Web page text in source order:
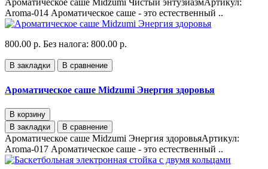
Ароматическое саше Midzumi Чистый энтузиазмАртикул:
Aroma-014 Ароматическое саше - это естественный ..
800.00 р. Без налога: 800.00 р.
В закладки В сравнение
Ароматическое саше Midzumi Энергия здоровья
В корзину
В закладки
В сравнение
Ароматическое саше Midzumi Энергия здоровьяАртикул:
Aroma-017 Ароматическое саше - это естественный ..